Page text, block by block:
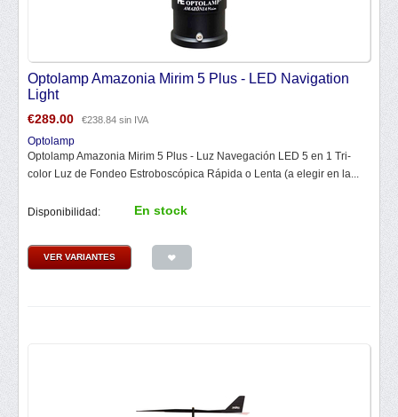
Optolamp Amazonia Mirim 5 Plus - LED Navigation
Light
€289.00 €238.84 sin IVA
Optolamp
Optolamp Amazonia Mirim 5 Plus - Luz Navegación LED 5 en 1 Tri-
color Luz de Fondeo Estroboscópica Rápida o Lenta (a elegir en la...
Disponibilidad: En stock
VER VARIANTES